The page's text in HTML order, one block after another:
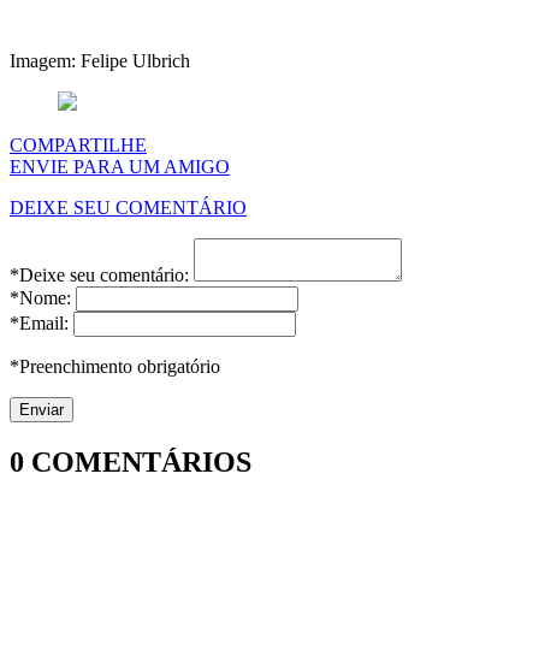
Imagem: Felipe Ulbrich
COMPARTILHE
ENVIE PARA UM AMIGO
DEIXE SEU COMENTÁRIO
*Deixe seu comentário:
*Nome:
*Email:
*Preenchimento obrigatório
0 COMENTÁRIOS